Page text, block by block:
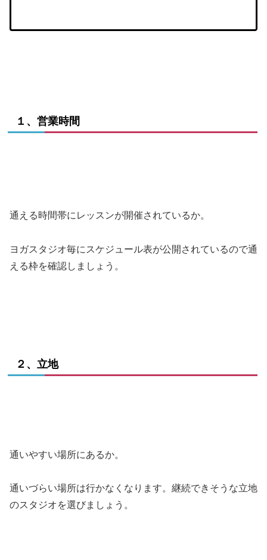
１、営業時間
通える時間帯にレッスンが開催されているか。
ヨガスタジオ毎にスケジュール表が公開されているので通
える枠を確認しましょう。
２、立地
通いやすい場所にあるか。
通いづらい場所は行かなくなります。継続できそうな立地
のスタジオを選びましょう。